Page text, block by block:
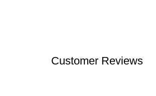
Customer Reviews